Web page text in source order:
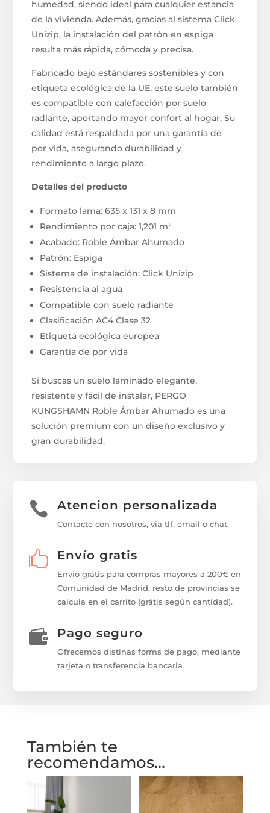
humedad, siendo ideal para cualquier estancia
de la vivienda. Además, gracias al sistema Click
Unizip, la instalación del patrón en espiga
resulta más rápida, cómoda y precisa.
Fabricado bajo estándares sostenibles y con
etiqueta ecológica de la UE, este suelo también
es compatible con calefacción por suelo
radiante, aportando mayor confort al hogar. Su
calidad está respaldada por una garantía de
por vida, asegurando durabilidad y
rendimiento a largo plazo.
Detalles del producto
Formato lama: 635 x 131 x 8 mm
Rendimiento por caja: 1,201 m²
Acabado: Roble Ámbar Ahumado
Patrón: Espiga
Sistema de instalación: Click Unizip
Resistencia al agua
Compatible con suelo radiante
Clasificación AC4 Clase 32
Etiqueta ecológica europea
Garantía de por vida
Si buscas un suelo laminado elegante,
resistente y fácil de instalar, PERGO
KUNGSHAMN Roble Ámbar Ahumado es una
solución premium con un diseño exclusivo y
gran durabilidad.
 Atencion personalizada
Contacte con nosotros, via tlf, email o chat.
 Envío gratis
Envio grátis para compras mayores a 200€ en
Comunidad de Madrid, resto de provincias se
calcula en el carrito (grátis según cantidad).
 Pago seguro
Ofrecemos distinas forms de pago, mediante
tarjeta o transferencia bancaria
También te
recomendamos…